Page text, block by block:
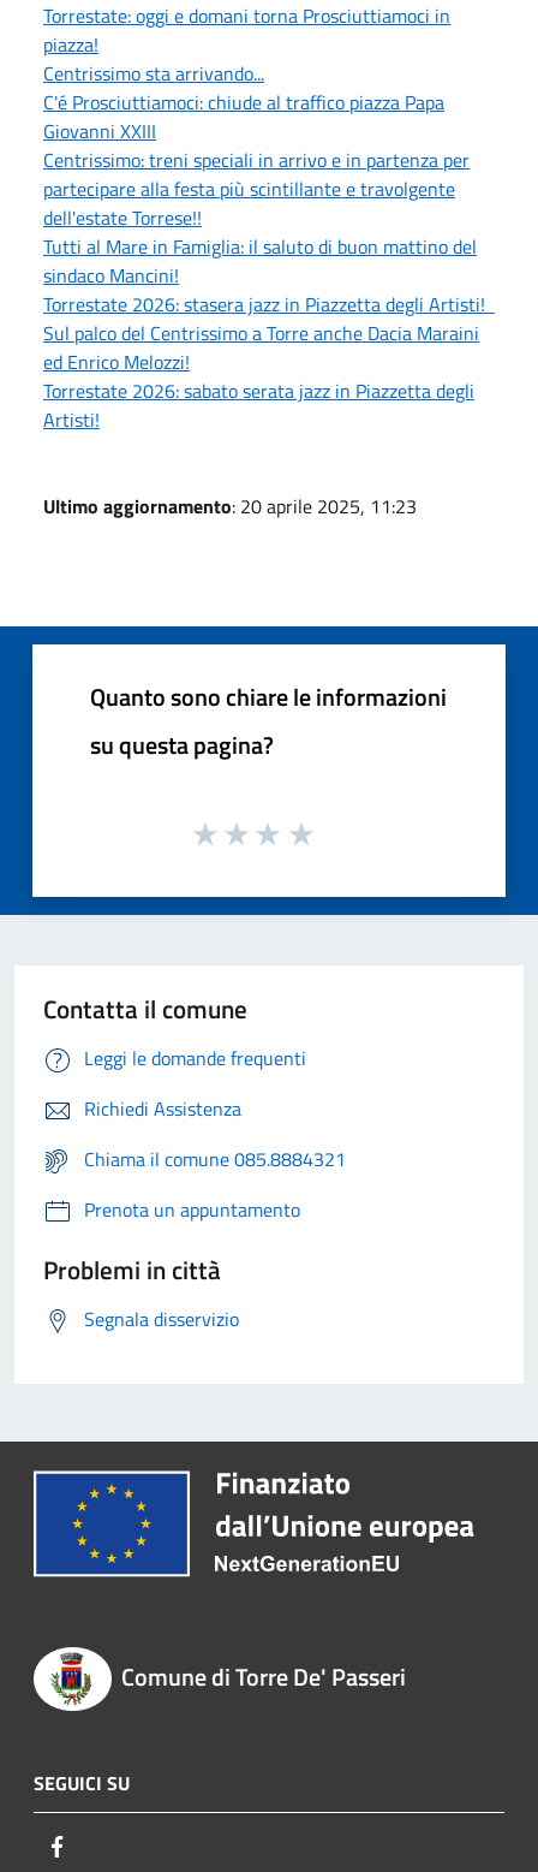
Torrestate: oggi e domani torna Prosciuttiamoci in
piazza!
Centrissimo sta arrivando...
C'é Prosciuttiamoci: chiude al traffico piazza Papa
Giovanni XXIII
Centrissimo: treni speciali in arrivo e in partenza per
partecipare alla festa più scintillante e travolgente
dell'estate Torrese!!
Tutti al Mare in Famiglia: il saluto di buon mattino del
sindaco Mancini!
Torrestate 2026: stasera jazz in Piazzetta degli Artisti!
Sul palco del Centrissimo a Torre anche Dacia Maraini
ed Enrico Melozzi!
Torrestate 2026: sabato serata jazz in Piazzetta degli
Artisti!
Ultimo aggiornamento: 20 aprile 2025, 11:23
Quanto sono chiare le informazioni
su questa pagina?
Contatta il comune
Leggi le domande frequenti
Richiedi Assistenza
Chiama il comune 085.8884321
Prenota un appuntamento
Problemi in città
Segnala disservizio
Comune di Torre De' Passeri
SEGUICI SU